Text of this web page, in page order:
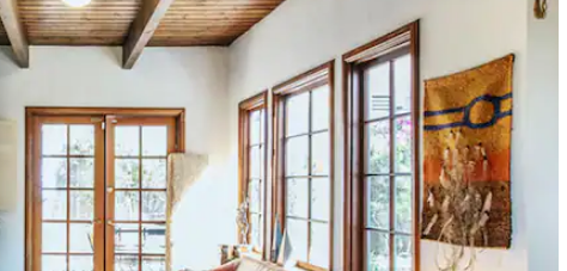
、画面をタッチまたはスワイプして検索結果を確認することができます。